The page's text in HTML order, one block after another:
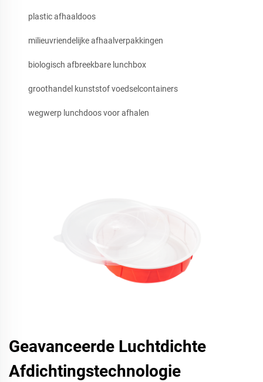
plastic afhaaldoos
milieuvriendelijke afhaalverpakkingen
biologisch afbreekbare lunchbox
groothandel kunststof voedselcontainers
wegwerp lunchdoos voor afhalen
Geavanceerde Luchtdichte
Afdichtingstechnologie